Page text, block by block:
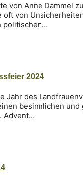
von Anne Dammel
oft von
politischen…
2024
Jahr des
besinnlichen und
Advent…